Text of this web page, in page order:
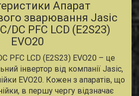
Апарат
зварювання Jasic
DC PFC LCD (E2S23)
EVO20
PFC LCD (E2S23) EVO20 – це
інвертор від компанії Jasic,
EVO20. Кожен з апаратів, що
в першу чергу відзначає